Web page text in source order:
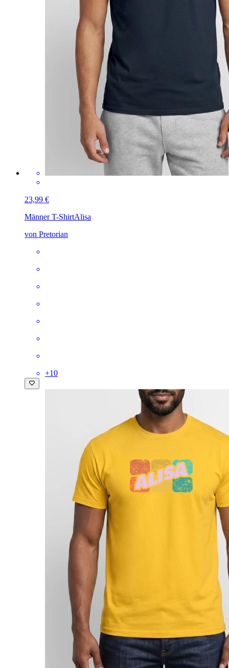
23,99 €
Männer T-ShirtAlisa
von Pretorian
+10